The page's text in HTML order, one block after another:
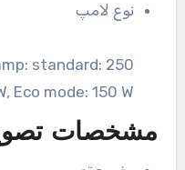
نوع لامپ
standard: 250
Eco mode: 150 W
مشخصات